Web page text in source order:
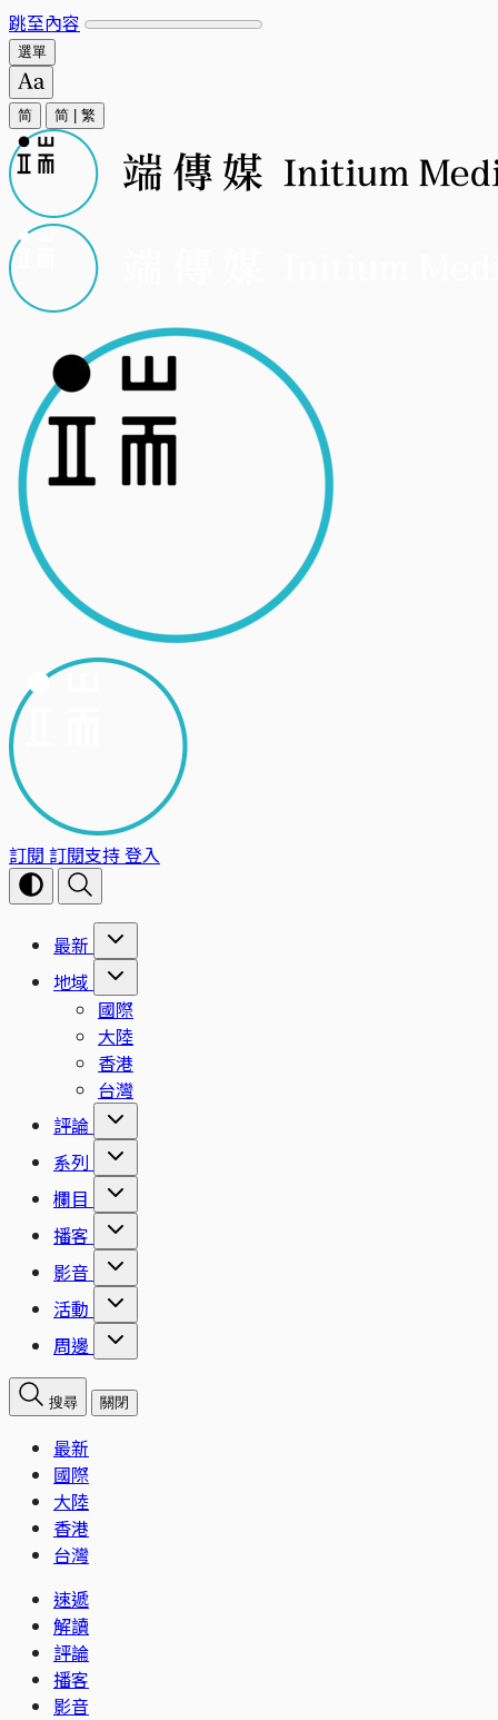
跳至內容
選單
简 简 繁
訂閱 訂閱支持登入
最新
地域
國際
大陸
香港
台灣
評論
系列
欄目
播客
影音
活動
周邊
搜尋 關閉
最新
國際
大陸
香港
台灣
速遞
解讀
評論
播客
影音